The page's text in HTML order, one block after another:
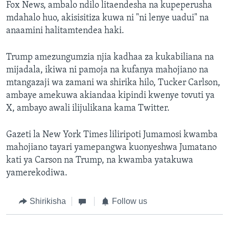
Fox News, ambalo ndilo litaendesha na kupeperusha
mdahalo huo, akisisitiza kuwa ni "ni lenye uadui" na
anaamini halitamtendea haki.
Trump amezungumzia njia kadhaa za kukabiliana na
mijadala, ikiwa ni pamoja na kufanya mahojiano na
mtangazaji wa zamani wa shirika hilo, Tucker Carlson,
ambaye amekuwa akiandaa kipindi kwenye tovuti ya
X, ambayo awali ilijulikana kama Twitter.
Gazeti la New York Times liliripoti Jumamosi kwamba
mahojiano tayari yamepangwa kuonyeshwa Jumatano
kati ya Carson na Trump, na kwamba yatakuwa
yamerekodiwa.
Shirikisha Follow us